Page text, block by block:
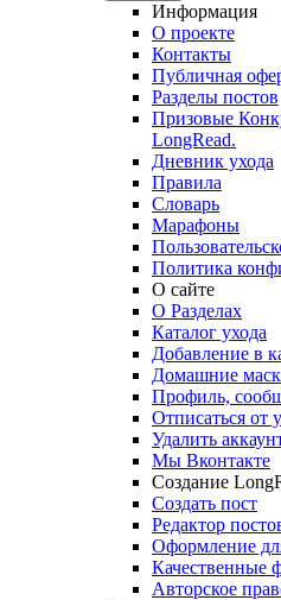
Информация
О проекте
Контакты
Публичная
Разделы постов
Призовые
LongRead.
Дневник ухода
Правила
Словарь
Марафоны
Политика
О сайте
О Разделах
Каталог ухода
Добавление в
Домашние
Профиль,
Отписаться от
Удалить
Мы Вконтакте
Создание
Создать пост
Редактор
Оформление
Качественные
Авторское